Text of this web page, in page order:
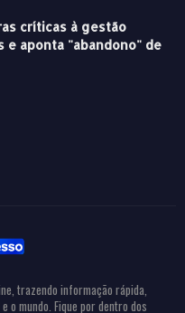
críticas à gestão
e aponta "abandono" de
trazendo informação rápida,
o mundo. Fique por dentro dos